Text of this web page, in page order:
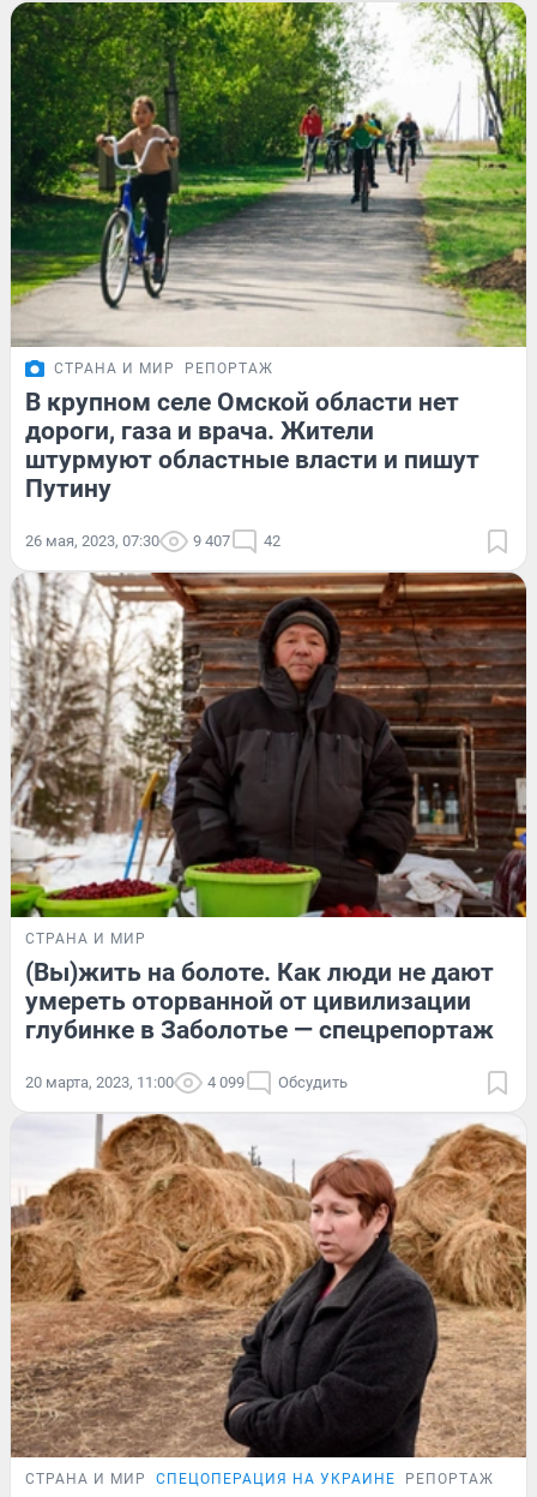
СТРАНА И МИР РЕПОРТАЖ
В крупном селе Омской области нет
дороги, газа и врача. Жители
штурмуют областные власти и пишут
Путину
26 мая, 2023, 07:30 9 407 42
СТРАНА И МИР
(Вы)жить на болоте. Как люди не дают
умереть оторванной от цивилизации
глубинке в Заболотье — спецрепортаж
20 марта, 2023, 11:00 4 099 Обсудить
СТРАНА И МИР СПЕЦОПЕРАЦИЯ НА УКРАИНЕ РЕПОРТАЖ